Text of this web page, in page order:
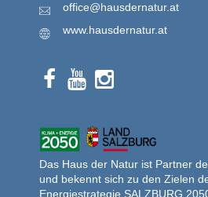
office@hausdernatur.at
www.hausdernatur.at
Das Haus der Natur ist Partner
und bekennt sich zu den Zielen
Energiestrategie SALZBURG